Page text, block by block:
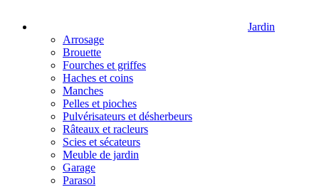
Jardin
Arrosage
Brouette
Fourches et griffes
Haches et coins
Manches
Pelles et pioches
Pulvérisateurs et désherbeurs
Râteaux et racleurs
Scies et sécateurs
Meuble de jardin
Garage
Parasol